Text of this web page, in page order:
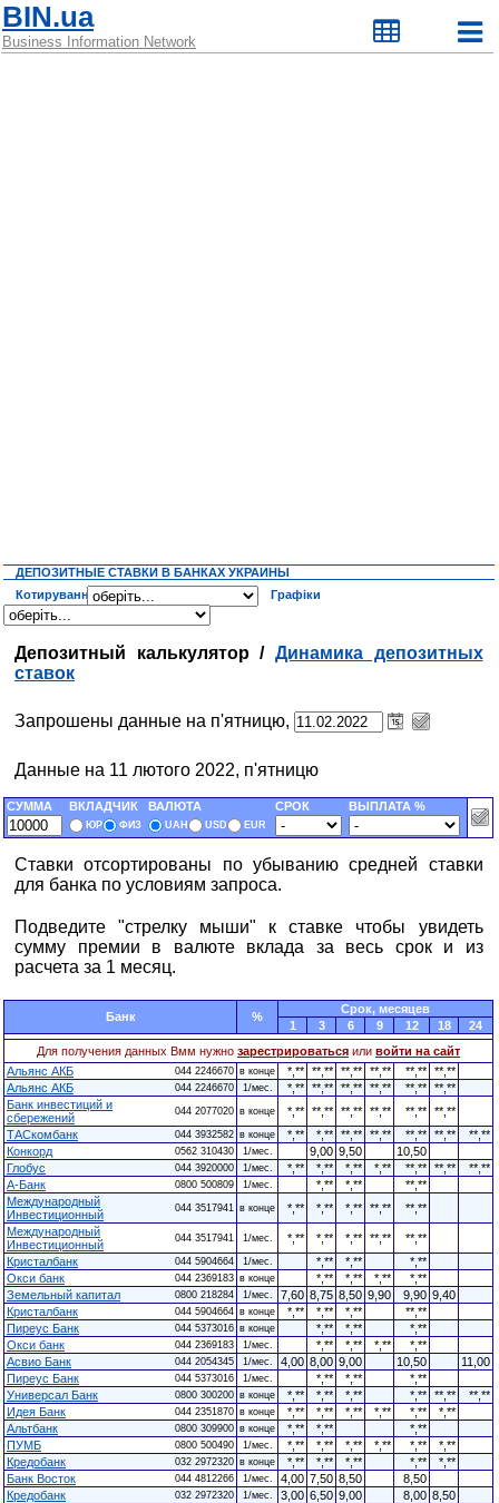
BIN.ua
Business Information Network
ДЕПОЗИТНЫЕ СТАВКИ В БАНКАХ УКРАИНЫ
Котирування
Графіки
Депозитный калькулятор / Динамика депозитных
ставок
Запрошены данные на п'ятницю,
Данные на 11 лютого 2022, п'ятницю
СУММА ВКЛАДЧИК ВАЛЮТА СРОК ВЫПЛАТА %
ЮР ФИЗ UAH USD EUR
Ставки отсортированы по убыванию средней ставки
для банка по условиям запроса.
Подведите "стрелку мыши" к ставке чтобы увидеть
сумму премии в валюте вклада за весь срок и из
расчета за 1 месяц.
Банк %
Cрок, месяцев
1
3 6 9 12 18
24
Для получения данных Вмм нужно зарестрироваться или войти на сайт
Альянс АКБ
044 2246670 в конце *,** **,** **,** **,** **,** **,**
Альянс АКБ
044 2246670 1/мес. *,** **,** **,** **,** **,** **,**
Банк инвестиций и
сбережений
044 2077020 в конце *,** **,** **,** **,** **,** **,**
ТАСкомбанк
044 3932582 в конце *,** *,** **,** **,** **,** **,**
**,**
Конкорд
0562 310430 1/мес. 9,00 9,50
10,50
Глобус
044 3920000 1/мес. *,** *,** *,** *,** **,** **,**
**,**
А-Банк
0800 500809 1/мес. *,** *,**
**,**
Международный
Инвестиционный
044 3517941 в конце *,** *,** *,** **,**
**,**
Международный
Инвестиционный
044 3517941 1/мес. *,** *,** *,** **,**
**,**
Кристалбанк
044 5904664 1/мес. *,** *,**
*,**
Окси банк
044 2369183 в конце *,** *,** *,**
*,**
Земельный капитал
0800 218284 1/мес. 7,60 8,75 8,50 9,90 9,90 9,40
Кристалбанк
044 5904664 в конце *,** *,** *,**
**,**
Пиреус Банк
044 5373016 в конце *,** *,**
*,**
Окси банк
044 2369183 1/мес. *,** *,** *,**
*,**
Асвио Банк
044 2054345 1/мес. 4,00 8,00 9,00 10,50
11,00
Пиреус Банк
044 5373016 1/мес. *,** *,**
*,**
Универсал Банк
0800 300200 в конце *,** *,** *,** *,** **,**
**,**
Идея Банк
044 2351870 в конце *,** *,** *,** *,** *,**
*,**
Альтбанк
0800 309900 в конце *,** *,**
*,**
ПУМБ
0800 500490 1/мес. *,** *,** *,** *,** *,**
*,**
Кредобанк
032 2972320 в конце *,** *,** *,** *,**
*,**
Банк Восток
044 4812266 1/мес. 4,00 7,50 8,50
8,50
Кредобанк
032 2972320 1/мес. 3,00 6,50 9,00 8,00 8,50